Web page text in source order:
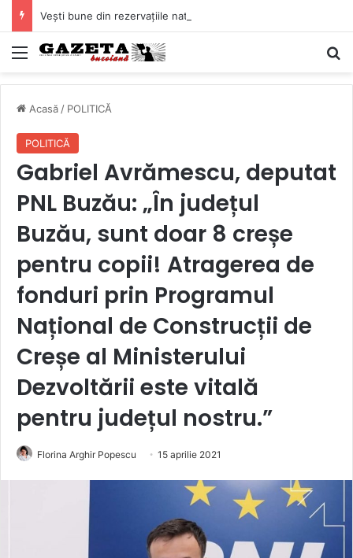
Mediu
Acasă / POLITICĂ
POLITICĂ
Gabriel Avrămescu, deputat
PNL Buzău: „În județul
Buzău, sunt doar 8 creșe
pentru copii! Atragerea de
fonduri prin Programul
Național de Construcții de
Creșe al Ministerului
Dezvoltării este vitală
pentru județul nostru.”
Florina Arghir Popescu 15 aprilie 2021